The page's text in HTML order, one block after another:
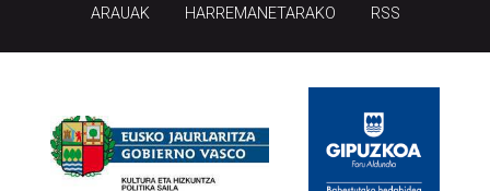
ARAUAK HARREMANETARAKO RSS